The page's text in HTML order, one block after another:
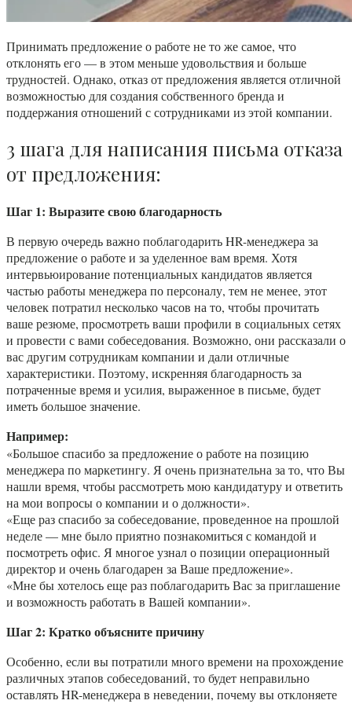
Принимать предложение о работе не то же самое, что
отклонять его — в этом меньше удовольствия и больше
трудностей. Однако, отказ от предложения является отличной
возможностью для создания собственного бренда и
поддержания отношений с сотрудниками из этой компании.
3 шага для написания письма отказа
от предложения:
Шаг 1: Выразите свою благодарность
В первую очередь важно поблагодарить HR-менеджера за
предложение о работе и за уделенное вам время. Хотя
интервьюирование потенциальных кандидатов является
частью работы менеджера по персоналу, тем не менее, этот
человек потратил несколько часов на то, чтобы прочитать
ваше резюме, просмотреть ваши профили в социальных сетях
и провести с вами собеседования. Возможно, они рассказали о
вас другим сотрудникам компании и дали отличные
характеристики. Поэтому, искренняя благодарность за
потраченные время и усилия, выраженное в письме, будет
иметь большое значение.
Например:
«Большое спасибо за предложение о работе на позицию
менеджера по маркетингу. Я очень признательна за то, что Вы
нашли время, чтобы рассмотреть мою кандидатуру и ответить
на мои вопросы о компании и о должности».
«Еще раз спасибо за собеседование, проведенное на прошлой
неделе — мне было приятно познакомиться с командой и
посмотреть офис. Я многое узнал о позиции операционный
директор и очень благодарен за Ваше предложение».
«Мне бы хотелось еще раз поблагодарить Вас за приглашение
и возможность работать в Вашей компании».
Шаг 2: Кратко объясните причину
Особенно, если вы потратили много времени на прохождение
различных этапов собеседований, то будет неправильно
оставлять HR-менеджера в неведении, почему вы отклоняете